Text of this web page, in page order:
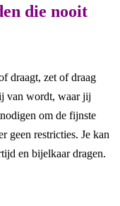
die nooit
draagt, zet of draag
van wordt, waar jij
om de fijnste
geen restricties. Je kan
en bijelkaar dragen.